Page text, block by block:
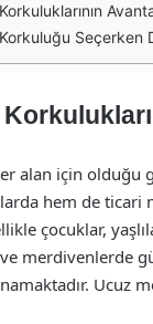
Seçerken
alan için olduğu
hem de ticari
çocuklar,
merdivenlerde
Ucuz